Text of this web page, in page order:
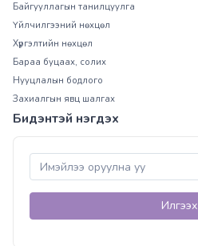
Байгууллагын танилцуулга
Үйлчилгээний нөхцөл
Хүргэлтийн нөхцөл
Бараа буцаах, солих
Нууцлалын бодлого
Захиалгын явц шалгах
Бидэнтэй нэгдэх
Илгээх